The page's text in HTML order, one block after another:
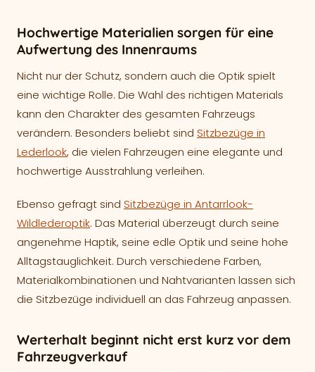
Hochwertige Materialien sorgen für eine
Aufwertung des Innenraums
Nicht nur der Schutz, sondern auch die Optik spielt
eine wichtige Rolle. Die Wahl des richtigen Materials
kann den Charakter des gesamten Fahrzeugs
verändern. Besonders beliebt sind Sitzbezüge in
Lederlook, die vielen Fahrzeugen eine elegante und
hochwertige Ausstrahlung verleihen.
Ebenso gefragt sind Sitzbezüge in Antarrlook-
Wildlederoptik. Das Material überzeugt durch seine
angenehme Haptik, seine edle Optik und seine hohe
Alltagstauglichkeit. Durch verschiedene Farben,
Materialkombinationen und Nahtvarianten lassen sich
die Sitzbezüge individuell an das Fahrzeug anpassen.
Werterhalt beginnt nicht erst kurz vor dem
Fahrzeugverkauf